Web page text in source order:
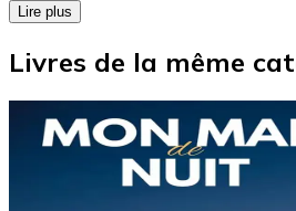
Lire plus
Livres de la même